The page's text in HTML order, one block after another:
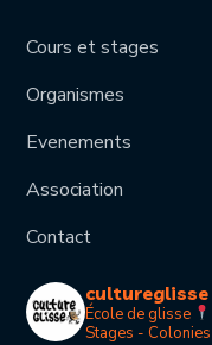
Cours et stages
Organismes
Evenements
Association
Contact
cultureglisse
École de glisse
Stages - Colonies